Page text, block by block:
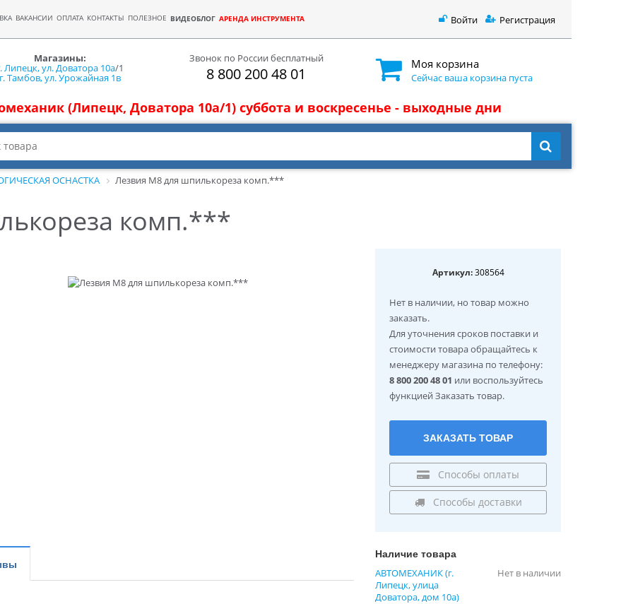
ВАКАНСИИ ОПЛАТА КОНТАКТЫ ПОЛЕЗНОЕ ВИДЕОБЛОГ АРЕНДА ИНСТРУМЕНТА Войти Регистрация
Магазины:
Липецк, ул. Доватора 10а/1
г. Тамбов, ул. Урожайная 1в
Звонок по России бесплатный
8 800 200 48 01
Моя корзина
Сейчас ваша корзина пуста
(Липецк, Доватора 10а/1) суббота и воскресенье - выходные дни
ОСНАСТКА Лезвия М8 для шпилькореза комп.***
комп.***
Артикул:308564
Нет в наличии, но товар можно
заказать.
Для уточнения сроков поставки и
стоимости товара обращайтесь к
менеджеру магазина по телефону:
8 800 200 48 01 или воспользуйтесь
функцией Заказать товар.
ЗАКАЗАТЬ ТОВАР
Способы оплаты
Способы доставки
Наличие товара
АВТОМЕХАНИК (г.
Липецк, улица
Доватора, дом 10а)
Нет в наличии